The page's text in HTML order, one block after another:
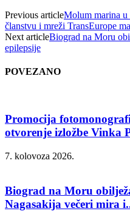
Previous articleMolum marina
članstvu i mreži TransEurope
Next articleBiograd na Moru
epilepsije
POVEZANO
Promocija
otvorenje izložbe Vinka
7. kolovoza 2026.
Biograd na Moru
Nagasakija večeri mira